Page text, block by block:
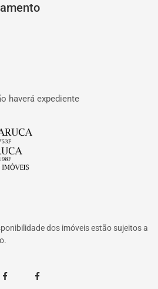
haverá expediente
dos imóveis estão sujeitos a
FacebookFacebook